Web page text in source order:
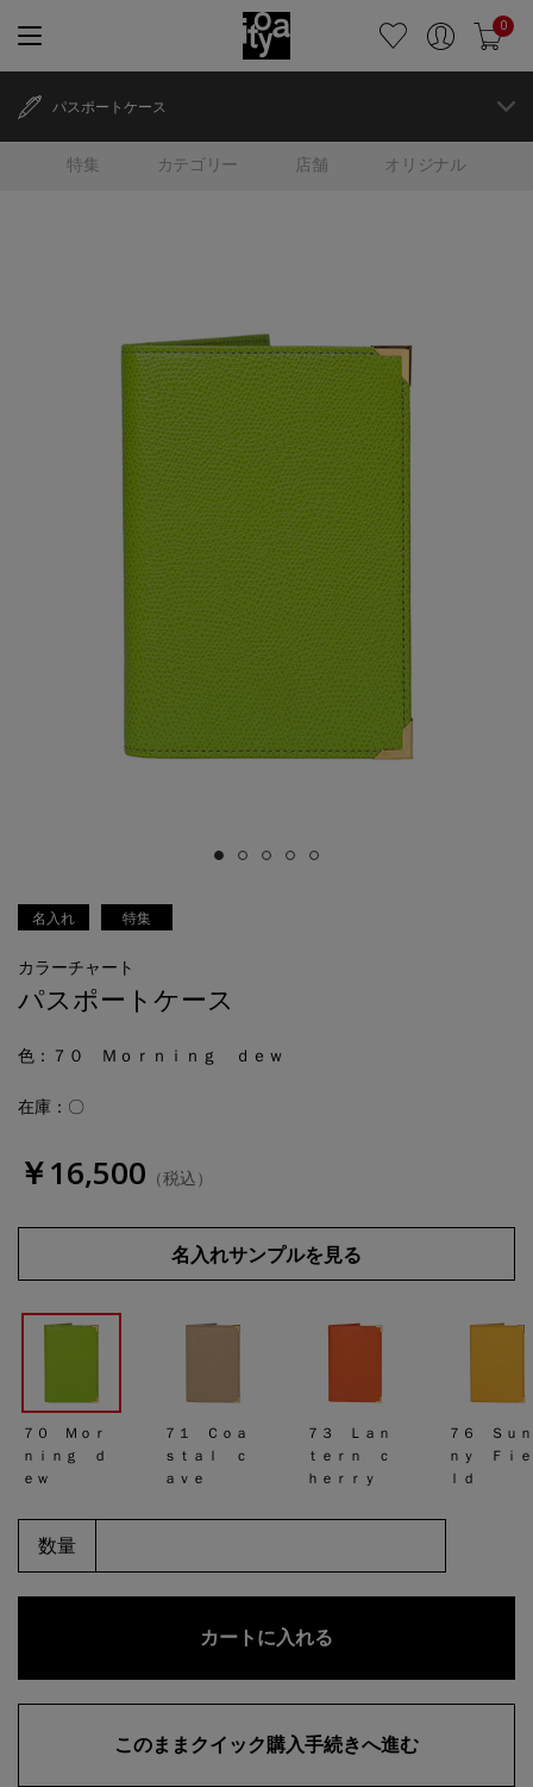
0
特集 カテゴリー 店舗 オリジナル
パスポートケース
名入れ 特集
カラーチャート
パスポートケース
色 ：７０ Ｍｏｒｎｉｎｇ ｄｅｗ
在庫：〇
￥16,500 （税込）
名入れサンプルを見る
７０ Ｍｏｒ
ｎｉｎｇ ｄ
ｅｗ
７１ Ｃｏａ
ｓｔａｌ ｃ
ａｖｅ
７３ Ｌａｎ
ｔｅｒｎ ｃ
ｈｅｒｒｙ
７６ Ｓｕｎ
ｎｙ Ｆｉｅ
ｌｄ
数量